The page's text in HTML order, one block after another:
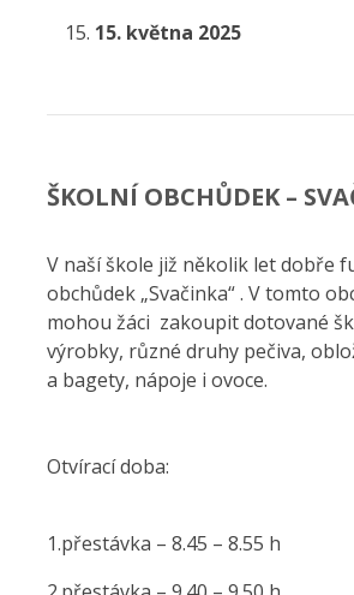
15. května 2025
ŠKOLNÍ OBCHŮDEK –
V naší škole již několik let dobře
obchůdek „Svačinka“ . V tomto
mohou žáci zakoupit dotované
výrobky, různé druhy pečiva,
a bagety, nápoje i ovoce.
Otvírací doba:
1.přestávka – 8.45 – 8.55 h